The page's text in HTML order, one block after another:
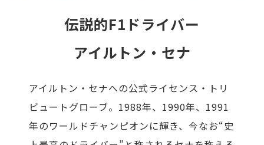
伝説的F1ドライバー
アイルトン・セナ
アイルトン・セナへの公式ライセンス・トリ
ビュートグローブ。1988年、1990年、1991
年のワールドチャンピオンに輝き、今なお“史